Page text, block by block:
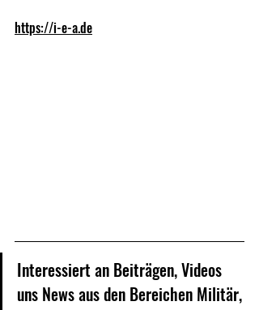
https://i-e-a.de
Interessiert an Beiträgen, Videos
uns News aus den Bereichen Militär,